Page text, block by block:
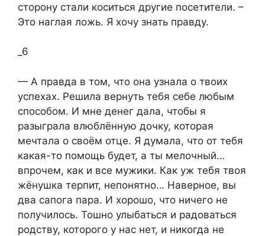
сторону стали коситься другие посетители. –
Это наглая ложь. Я хочу знать правду.
_6
— А правда в том, что она узнала о твоих
успехах. Решила вернуть тебя себе любым
способом. И мне денег дала, чтобы я
разыграла влюблённую дочку, которая
мечтала о своём отце. Я думала, что от тебя
какая-то помощь будет, а ты мелочный…
впрочем, как и все мужики. Как уж тебя твоя
жёнушка терпит, непонятно… Наверное, вы
два сапога пара. И хорошо, что ничего не
получилось. Тошно улыбаться и радоваться
родству, которого у нас нет, и никогда не